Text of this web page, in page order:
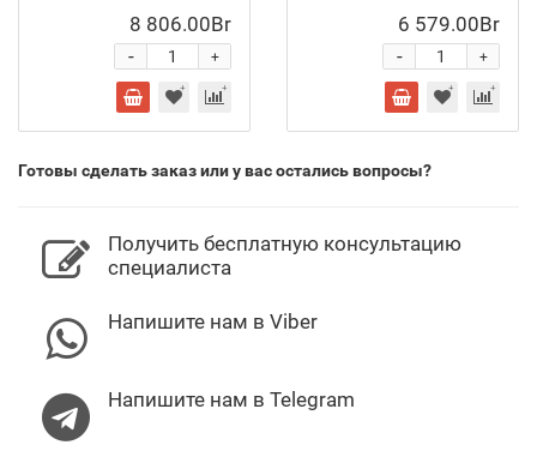
8 806.00Br
+
-
6 579.00Br
+
-
Готовы сделать заказ или у вас остались вопросы?
Получить бесплатную консультацию
специалиста
Напишите нам в Viber
Напишите нам в Telegram